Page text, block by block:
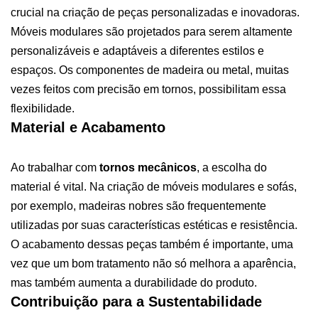
crucial na criação de peças personalizadas e inovadoras.
Móveis modulares são projetados para serem altamente
personalizáveis e adaptáveis a diferentes estilos e
espaços. Os componentes de madeira ou metal, muitas
vezes feitos com precisão em tornos, possibilitam essa
flexibilidade.
Material e Acabamento
Ao trabalhar com tornos mecânicos, a escolha do
material é vital. Na criação de móveis modulares e sofás,
por exemplo, madeiras nobres são frequentemente
utilizadas por suas características estéticas e resistência.
O acabamento dessas peças também é importante, uma
vez que um bom tratamento não só melhora a aparência,
mas também aumenta a durabilidade do produto.
Contribuição para a Sustentabilidade